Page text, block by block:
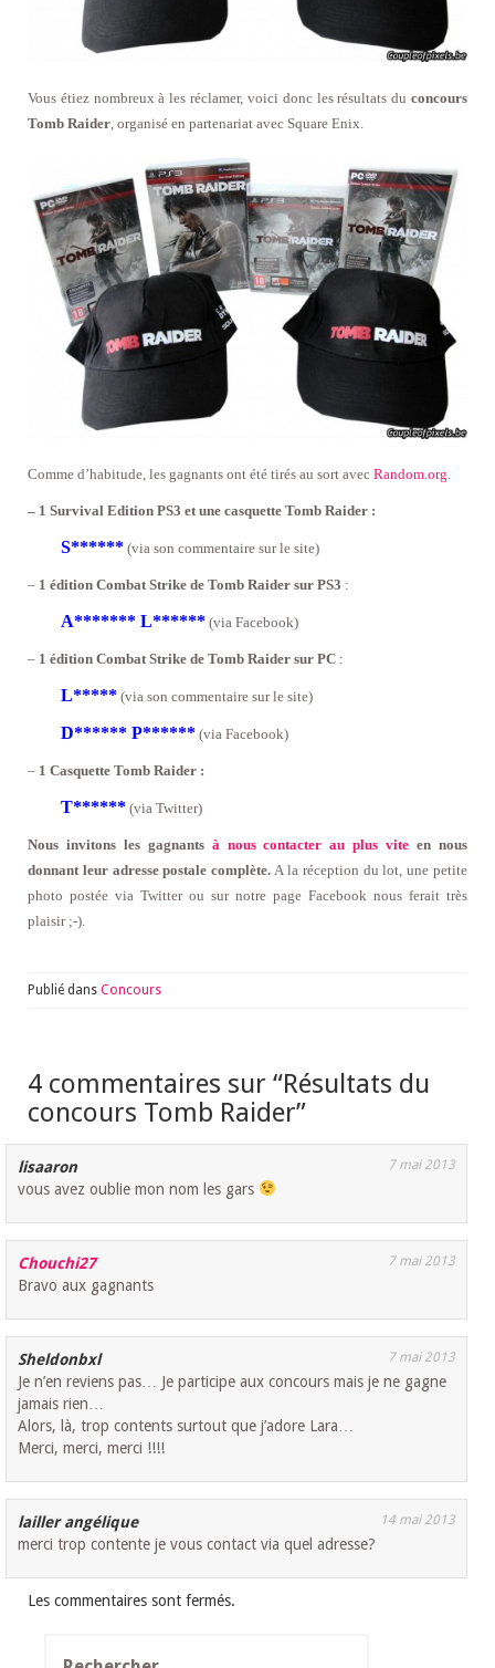
Vous étiez nombreux à les réclamer, voici donc les résultats du concours
Tomb Raider , organisé en partenariat avec Square Enix.
Comme d’habitude, les gagnants ont été tirés au sort avec Random.org.
– 1 Survival Edition PS3 et une casquette Tomb Raider :
S****** (via son commentaire sur le site)
– 1 édition Combat Strike de Tomb Raider sur PS3 :
A******* L****** (via Facebook)
– 1 édition Combat Strike de Tomb Raider sur PC :
L***** (via son commentaire sur le site)
D****** P****** (via Facebook)
– 1 Casquette Tomb Raider :
T****** (via Twitter)
Nous invitons les gagnants à nous contacter au plus vite en nous
donnant leur adresse postale complète. A la réception du lot, une petite
photo postée via Twitter ou sur notre page Facebook nous ferait très
plaisir ;-).
Publié dans Concours
4 commentaires sur “Résultats du
concours Tomb Raider”
lisaaron 7 mai 2013
vous avez oublie mon nom les gars
Chouchi27 7 mai 2013
Bravo aux gagnants
Sheldonbxl 7 mai 2013
Je n’en reviens pas… Je participe aux concours mais je ne gagne
jamais rien…
Alors, là, trop contents surtout que j’adore Lara…
Merci, merci, merci !!!!
lailler angélique 14 mai 2013
merci trop contente je vous contact via quel adresse?
Les commentaires sont fermés.